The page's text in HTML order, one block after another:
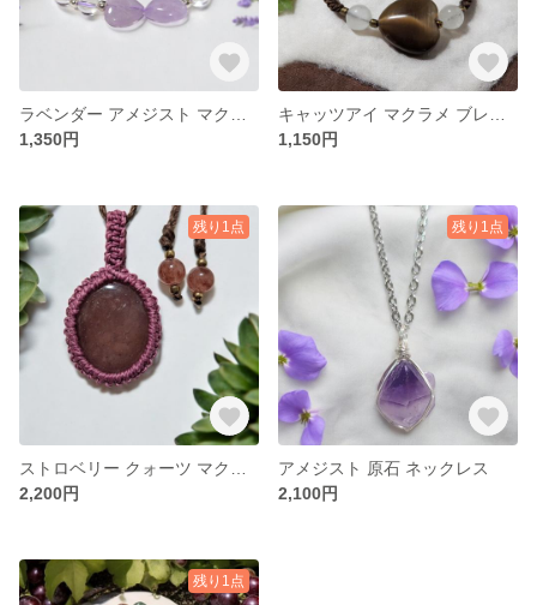
1,350円
1,150円
残り1点
2,200円
残り1点
アメジスト 原石 ネックレス
2,100円
残り1点